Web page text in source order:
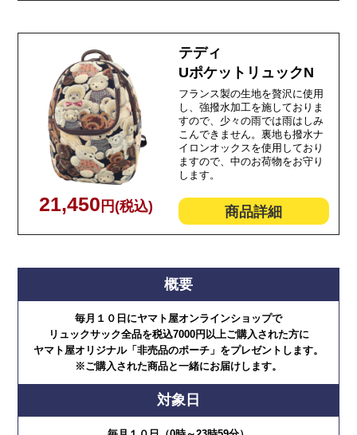
21,450 円(税込)
テディ
UポケットリュックN
フランス製の生地を贅沢に使用
し、強撥水加工を施しておりま
すので、少々の雨では雨はしみ
こんできません。裏地も撥水ナ
イロンオックスを使用しており
ますので、中のお荷物をお守り
します。
商品詳細
概要
毎月１０日にヤマト屋オンラインショップで
リュックサック全品を税込7000円以上ご購入された方に
ヤマト屋オリジナル「非売品のポーチ」をプレゼントします。
※ご購入された商品と一緒にお届けします。
対象日